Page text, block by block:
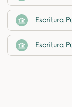
Escritura
Escritura